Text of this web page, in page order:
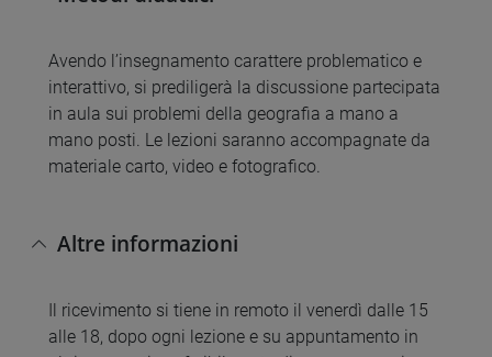
Avendo l’insegnamento carattere problematico e
interattivo, si prediligerà la discussione partecipata
in aula sui problemi della geografia a mano a
mano posti. Le lezioni saranno accompagnate da
materiale carto, video e fotografico.
Altre informazioni
Il ricevimento si tiene in remoto il venerdì dalle 15
alle 18, dopo ogni lezione e su appuntamento in